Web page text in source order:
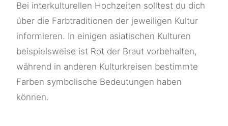
Bei interkulturellen Hochzeiten solltest du dich
über die Farbtraditionen der jeweiligen Kultur
informieren. In einigen asiatischen Kulturen
beispielsweise ist Rot der Braut vorbehalten,
während in anderen Kulturkreisen bestimmte
Farben symbolische Bedeutungen haben
können.